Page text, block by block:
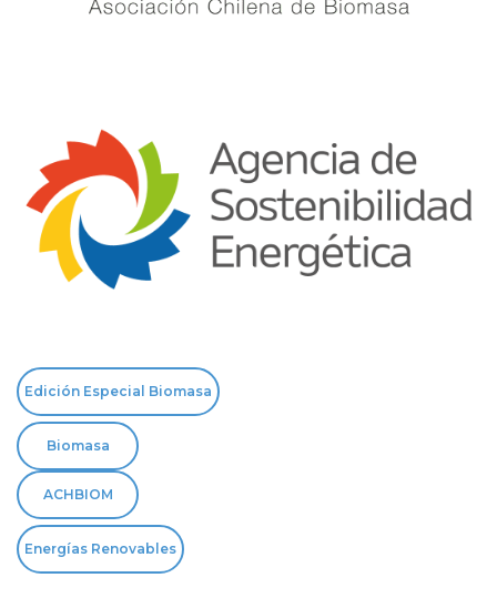
Edición Especial Biomasa
Biomasa
ACHBIOM
Energías Renovables